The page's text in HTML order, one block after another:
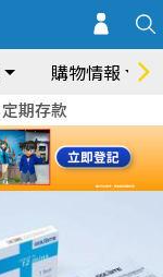
購物情報
定期存款